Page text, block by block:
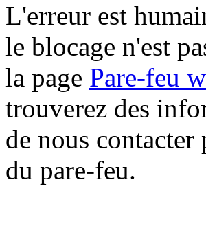
L'erreur est
le blocage n'est
la page Pare-feu
trouverez des
de nous contacter
du pare-feu.